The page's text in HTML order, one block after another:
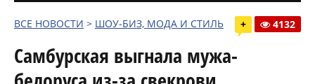
ВСЕ НОВОСТИ > ШОУ-БИЗ, МОДА И СТИЛЬ + 4132
Самбурская выгнала мужа-